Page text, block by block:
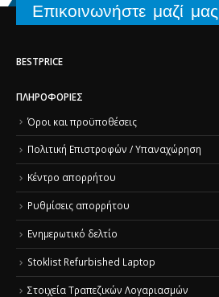
Επικοινωνήστε μαζί μας
BESTPRICE
ΠΛΗΡΟΦΟΡΊΕΣ
Όροι και προϋποθέσεις
Πολιτική Επιστροφών / Υπαναχώρηση
Κέντρο απορρήτου
Ρυθμίσεις απορρήτου
Ενημερωτικό δελτίο
Stoklist Refurbished Laptop
Στοιχεία Τραπεζικών Λογαριασμών